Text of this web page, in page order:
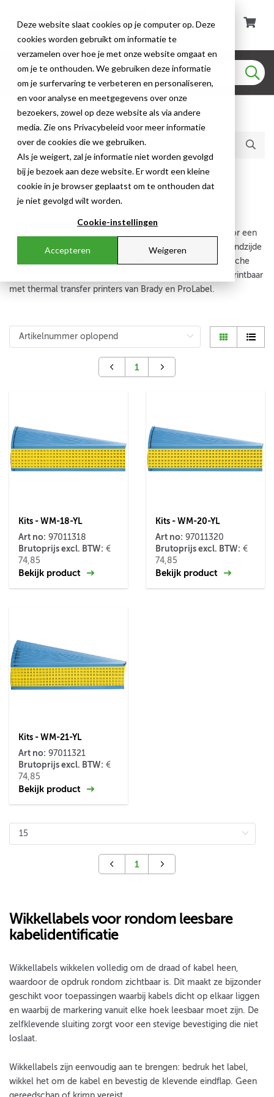
Deze website slaat cookies op je computer op. Deze
cookies worden gebruikt om informatie te
verzamelen over hoe je met onze website omgaat en
om je te onthouden. We gebruiken deze informatie
om je surfervaring te verbeteren en personaliseren,
en voor analyse en meetgegevens over onze
bezoekers, zowel op deze website als via andere
media. Zie ons Privacybeleid voor meer informatie
over de cookies die we gebruiken.
Als je weigert, zal je informatie niet worden gevolgd
bij je bezoek aan deze website. Er wordt een kleine
cookie in je browser geplaatst om te onthouden dat
je niet gevolgd wilt worden.
Cookie-instellingen
Accepteren Weigeren
Huidige producten (3)
Draad- & Kabelcoderingen
WIKKELLABELS
Wikkellabels wikkelen volledig rond de draad of kabel voor een
rondom leesbare, stevige identificatie. De zelfklevende eindzijde
vergrendelt het label op zijn plaats. Geschikt voor elektrische
installaties, datacommunicatie en industriële bedrading, printbaar
met thermal transfer printers van Brady en ProLabel.
1
Kits - WM-18-YL
Art no: 97011318
Brutoprijs excl. BTW: €
74,85
Bekijk product
Kits - WM-20-YL
Art no: 97011320
Brutoprijs excl. BTW: €
74,85
Bekijk product
Kits - WM-21-YL
Art no: 97011321
Brutoprijs excl. BTW: €
74,85
Bekijk product
1
Wikkellabels voor rondom leesbare
kabelidentificatie
Wikkellabels wikkelen volledig om de draad of kabel heen,
waardoor de opdruk rondom zichtbaar is. Dit maakt ze bijzonder
geschikt voor toepassingen waarbij kabels dicht op elkaar liggen
en waarbij de markering vanuit elke hoek leesbaar moet zijn. De
zelfklevende sluiting zorgt voor een stevige bevestiging die niet
loslaat.
Wikkellabels zijn eenvoudig aan te brengen: bedruk het label,
wikkel het om de kabel en bevestig de klevende eindflap. Geen